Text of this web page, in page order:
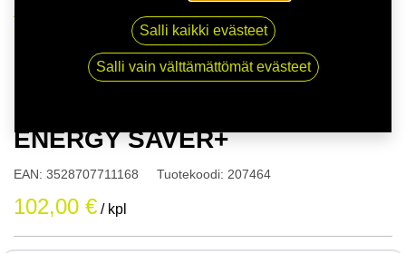
175/65R14 82T MICHELIN ENERGY SAVER+
ENERGY SAVER+
EAN: 3528707711168 Tuotekoodi: 207464
102,00 € / kpl
Salli kaikki evästeet
Salli vain välttämättömät evästeet